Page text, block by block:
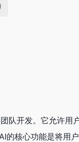
队开发。它允许用
的核心功能是将用